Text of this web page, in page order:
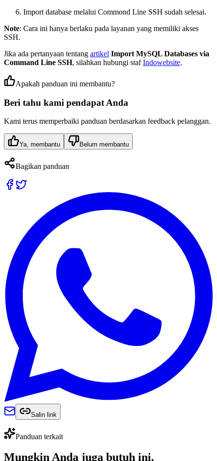
Import database melalui Commond Line SSH sudah selesai.
Note: Cara ini hanya berlaku pada layanan yang memiliki akses
SSH.
Jika ada pertanyaan tentang artikel Import MySQL Databases via
Command Line SSH, silahkan hubungi stafIndowebsite.
Apakah panduan ini membantu?
Beri tahu kami pendapat Anda
Kami terus memperbaiki panduan berdasarkan feedback pelanggan.
Ya, membantu Belum membantu
Bagikan panduan
Salin link
Panduan terkait
Mungkin Anda juga butuh ini.